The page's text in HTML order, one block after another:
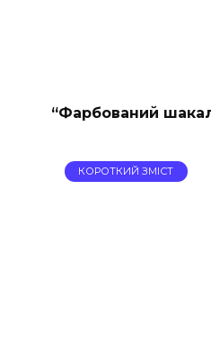
“Фарбований
КОРОТКИЙ ЗМІСТ